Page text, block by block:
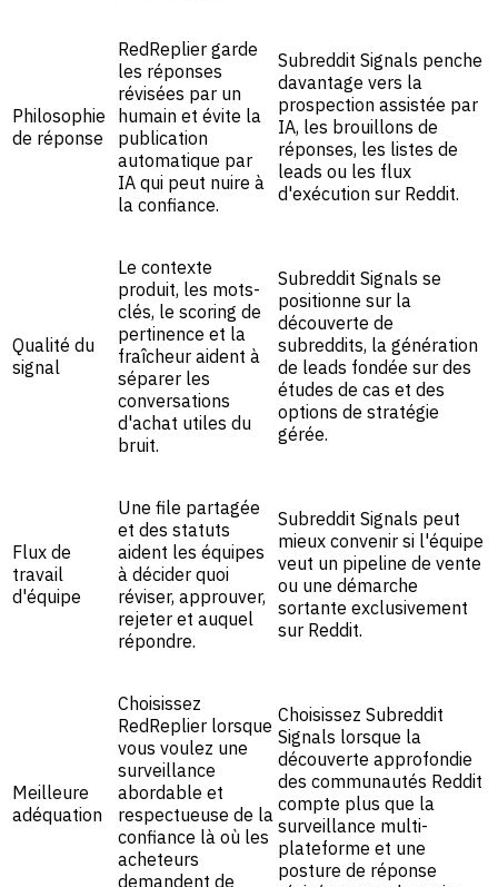
Philosophie
de réponse
RedReplier garde
les réponses
révisées par un
humain et évite la
publication
automatique par
IA qui peut nuire à
la confiance.
Subreddit Signals penche
davantage vers la
prospection assistée par
IA, les brouillons de
réponses, les listes de
leads ou les flux
d'exécution sur Reddit.
Qualité du
signal
Le contexte
produit, les mots-
clés, le scoring de
pertinence et la
fraîcheur aident à
séparer les
conversations
d'achat utiles du
bruit.
Subreddit Signals se
positionne sur la
découverte de
subreddits, la génération
de leads fondée sur des
études de cas et des
options de stratégie
gérée.
Flux de
travail
d'équipe
Une file partagée
et des statuts
aident les équipes
à décider quoi
réviser, approuver,
rejeter et auquel
répondre.
Subreddit Signals peut
mieux convenir si l'équipe
veut un pipeline de vente
ou une démarche
sortante exclusivement
sur Reddit.
Meilleure
adéquation
Choisissez
RedReplier lorsque
vous voulez une
surveillance
abordable et
respectueuse de la
confiance là où les
acheteurs
demandent de
Choisissez Subreddit
Signals lorsque la
découverte approfondie
des communautés Reddit
compte plus que la
surveillance multi-
plateforme et une
posture de réponse